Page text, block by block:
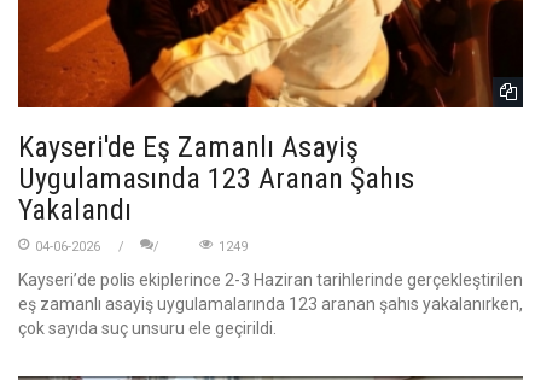
Kayseri'de Eş Zamanlı Asayiş
Uygulamasında 123 Aranan Şahıs
Yakalandı
04-06-2026 1249
Kayseri’de polis ekiplerince 2-3 Haziran tarihlerinde gerçekleştirilen
eş zamanlı asayiş uygulamalarında 123 aranan şahıs yakalanırken,
çok sayıda suç unsuru ele geçirildi.